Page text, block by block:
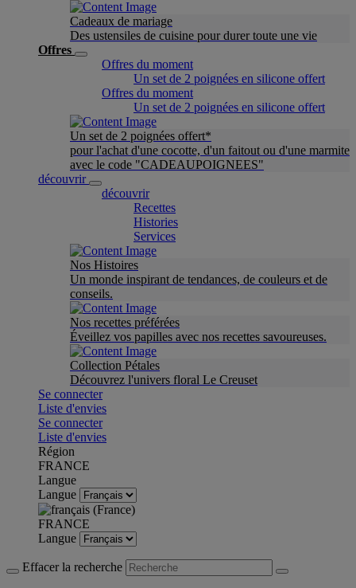
Cadeaux de mariage
Des ustensiles de cuisine pour durer toute une vie
Offres
Offres du moment
Un set de 2 poignées en silicone offert
Offres du moment
Un set de 2 poignées en silicone offert
Un set de 2 poignées offert*
pour l'achat d'une cocotte, d'un faitout ou d'une marmite
avec le code "CADEAUPOIGNEES"
découvrir
découvrir
Recettes
Histories
Services
Nos Histoires
Un monde inspirant de tendances, de couleurs et de
conseils.
Nos recettes préférées
Éveillez vos papilles avec nos recettes savoureuses.
Collection Pétales
Découvrez l'univers floral Le Creuset
Se connecter
Liste d'envies
Se connecter
Liste d'envies
Région
FRANCE
Langue
Langue
FRANCE
Langue
Effacer la recherche